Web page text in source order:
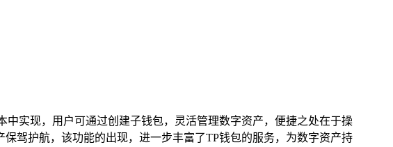
实现，用户可通过创建子钱包，灵活管理数字资产，便捷之处在于操
驾护航，该功能的出现，进一步丰富了TP钱包的服务，为数字资产持